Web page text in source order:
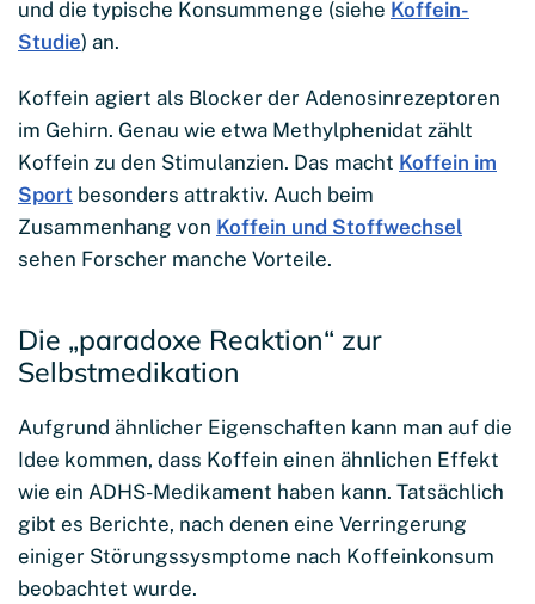
und die typische Konsummenge (siehe Koffein-
Studie) an.
Koffein agiert als Blocker der Adenosinrezeptoren
im Gehirn. Genau wie etwa Methylphenidat zählt
Koffein zu den Stimulanzien. Das macht Koffein im
Sport besonders attraktiv. Auch beim
Zusammenhang von Koffein und Stoffwechsel
sehen Forscher manche Vorteile.
Die „paradoxe Reaktion“ zur
Selbstmedikation
Aufgrund ähnlicher Eigenschaften kann man auf die
Idee kommen, dass Koffein einen ähnlichen Effekt
wie ein ADHS-Medikament haben kann. Tatsächlich
gibt es Berichte, nach denen eine Verringerung
einiger Störungssysmptome nach Koffeinkonsum
beobachtet wurde.